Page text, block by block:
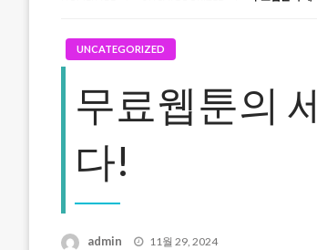
UNCATEGORIZED
무료웹툰의
다!
admin
Posted
11월 29, 2024